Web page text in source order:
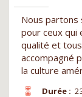
Nous
pour ceux qui
qualité et
accompagné
la culture
Durée :